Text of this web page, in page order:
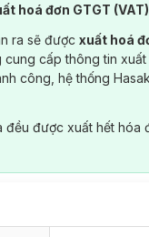
hoá đơn GTGT
ra sẽ được xuất hoá
cấp thông tin
công, hệ thống
đều được xuất hết hóa